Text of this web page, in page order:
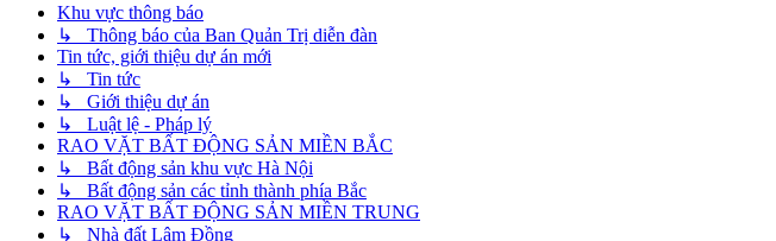
Khu vực thông báo
↳ Thông báo của Ban Quản Trị diễn đàn
Tin tức, giới thiệu dự án mới
↳ Tin tức
↳ Giới thiệu dự án
↳ Luật lệ - Pháp lý
RAO VẶT BẤT ĐỘNG SẢN MIỀN BẮC
↳ Bất động sản khu vực Hà Nội
↳ Bất động sản các tỉnh thành phía Bắc
RAO VẶT BẤT ĐỘNG SẢN MIỀN TRUNG
↳ Nhà đất Lâm Đồng